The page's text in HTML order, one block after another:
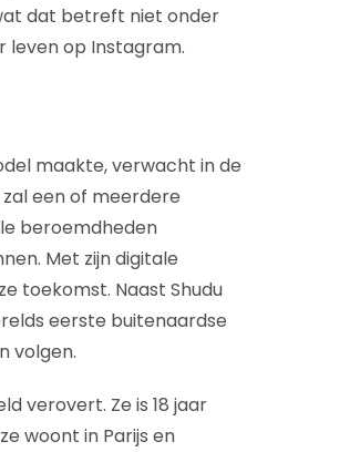
dat betreft niet onder
leven op Instagram.
maakte, verwacht in de
een of meerdere
beroemdheden
Met zijn digitale
toekomst. Naast Shudu
eerste buitenaardse
volgen.
verovert. Ze is 18 jaar
woont in Parijs en